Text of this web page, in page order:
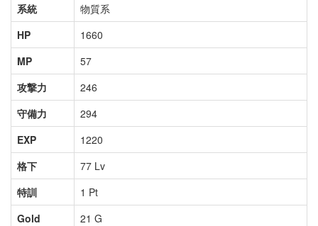
系統
物質系
HP
1660
MP
57
攻撃力
246
守備力
294
EXP
1220
格下
77 Lv
特訓
1 Pt
Gold
21 G